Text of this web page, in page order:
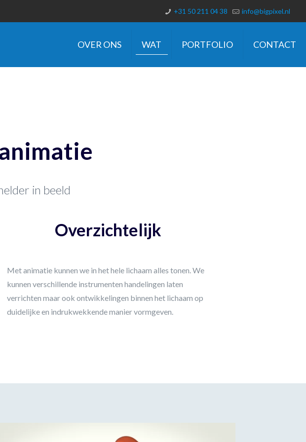
+31 50 211 04 38 info@bigpixel.nl
OVER ONS WAT PORTFOLIO CONTACT
in beeld
Overzichtelijk
Met animatie kunnen we in het hele lichaam alles tonen. We
kunnen verschillende instrumenten handelingen laten
verrichten maar ook ontwikkelingen binnen het lichaam op
duidelijke en indrukwekkende manier vormgeven.